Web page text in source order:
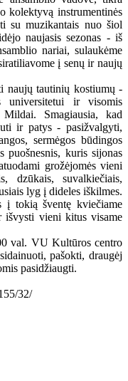
kolektyvą instrumentinės
su muzikantais nuo šiol
naujasis sezonas - iš
nariai, sulaukėme
į senų ir naujų
naujų tautinių kostiumų -
universitetui ir visomis
Mildai. Smagiausia, kad
ir patys - pasižvalgyti,
sermėgos būdingos
kuris sijonas
grožėjomės vieni
dzūkais, suvalkiečiais,
lyg į dideles iškilmes.
tokią šventę kviečiame
išvysti vieni kitus visame
val. VU Kultūros centro
pašokti, draugėj
pasidžiaugti.
32/